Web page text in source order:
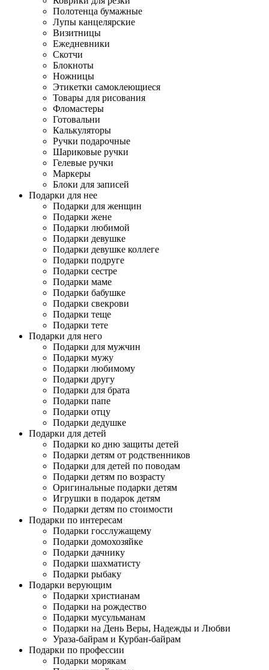
Полотенца бумажные
Лупы канцелярские
Визитницы
Ежедневники
Скотчи
Блокноты
Ножницы
Этикетки самоклеющиеся
Товары для рисования
Фломастеры
Готовальни
Калькуляторы
Ручки подарочные
Шариковые ручки
Гелевые ручки
Маркеры
Блоки для записей
Подарки для нее
Подарки для женщин
Подарки жене
Подарки любимой
Подарки девушке
Подарки девушке коллеге
Подарки подруге
Подарки сестре
Подарки маме
Подарки бабушке
Подарки свекрови
Подарки теще
Подарки тете
Подарки для него
Подарки для мужчин
Подарки мужу
Подарки любимому
Подарки другу
Подарки для брата
Подарки папе
Подарки отцу
Подарки дедушке
Подарки для детей
Подарки ко дню защиты детей
Подарки детям от родственников
Подарки для детей по поводам
Подарки детям по возрасту
Оригинальные подарки детям
Игрушки в подарок детям
Подарки детям по стоимости
Подарки по интересам
Подарки госслужащему
Подарки домохозяйке
Подарки дачнику
Подарки шахматисту
Подарки рыбаку
Подарки верующим
Подарки христианам
Подарки на рождество
Подарки мусульманам
Подарки на День Веры, Надежды и Любви
Ураза-байрам и Курбан-байрам
Подарки по профессии
Подарки морякам